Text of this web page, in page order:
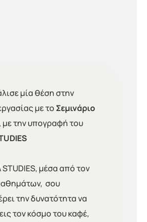
μία θέση στην
με το Σεμινάριο
, με την υπογραφή του
STUDIES, μέσα από τον
σου
την δυνατότητα να
τον κόσμο του καφέ,